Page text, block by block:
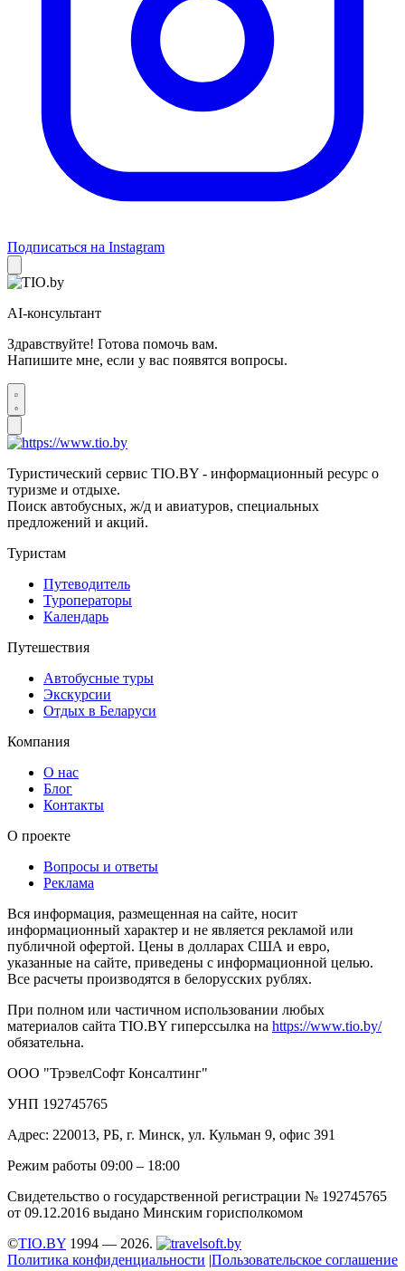
Подписаться на Instagram
AI-консультант
Здравствуйте! Готова помочь вам.
Напишите мне, если у вас появятся вопросы.
Туристический сервис TIO.BY - информационный ресурс о
туризме и отдыхе.
Поиск автобусных, ж/д и авиатуров, специальных
предложений и акций.
Туристам
Путеводитель
Туроператоры
Календарь
Путешествия
Автобусные туры
Экскурсии
Отдых в Беларуси
Компания
О нас
Блог
Контакты
О проекте
Вопросы и ответы
Реклама
Вся информация, размещенная на сайте, носит
информационный характер и не является рекламой или
публичной офертой. Цены в долларах США и евро,
указанные на сайте, приведены с информационной целью.
Все расчеты производятся в белорусских рублях.
При полном или частичном использовании любых
материалов сайта TIO.BY гиперссылка на https://www.tio.by/
обязательна.
ООО "ТрэвелСофт Консалтинг"
УНП 192745765
Адрес: 220013, РБ, г. Минск, ул. Кульман 9, офис 391
Режим работы 09:00 – 18:00
Свидетельство о государственной регистрации № 192745765
от 09.12.2016 выдано Минским горисполкомом
©TIO.BY 1994 — 2026.
Политика конфиденциальности |Пользовательское соглашение